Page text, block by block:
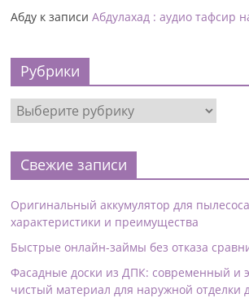
Абду к записиАбдулахад : аудио тафсир
Рубрики
Свежие записи
Оригинальный аккумулятор для
характеристики и преимущества
Быстрые онлайн-займы без отказа
Фасадные доски из ДПК: современный и
чистый материал для наружной отделки